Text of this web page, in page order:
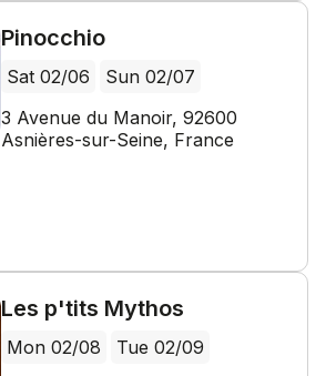
Pinocchio
Sat 02/06
Sun 02/07
3 Avenue du Manoir, 92600
Asnières-sur-Seine, France
Les p'tits Mythos
Mon 02/08
Tue 02/09